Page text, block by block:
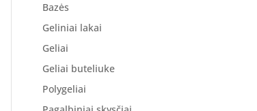
Bazės
Geliniai lakai
Geliai
Geliai buteliuke
Polygeliai